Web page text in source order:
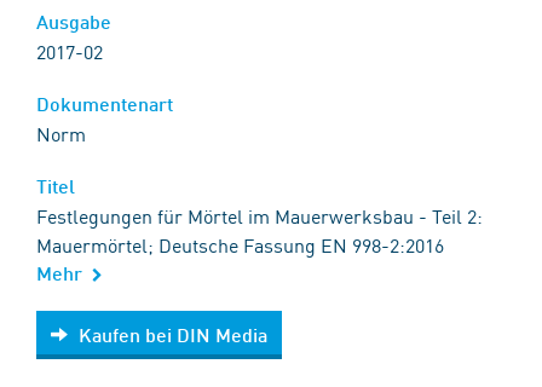
2017-02
Norm
Festlegungen für Mörtel im Mauerwerksbau - Teil 2:
Mauermörtel; Deutsche Fassung EN 998-2:2016
Mehr
Kaufen bei DIN Media
Kaufen bei DIN Media